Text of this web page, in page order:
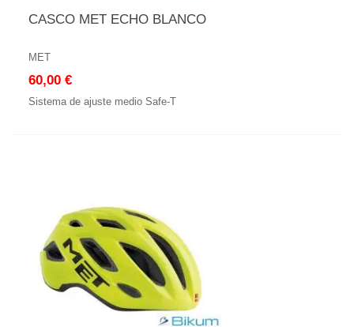
CASCO MET ECHO BLANCO
MET
60,00 €
Sistema de ajuste medio Safe-T